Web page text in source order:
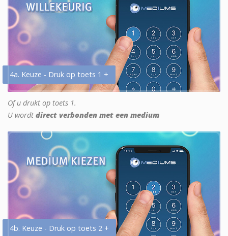
4a. Keuze - Druk op toets 1 +
Of u drukt op toets 1.
U wordt direct verbonden met een medium
4b. Keuze - Druk op toets 2 +